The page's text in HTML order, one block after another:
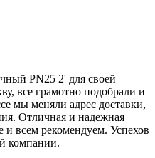
PN25 2' для своей
все грамотно подобрали и
мы меняли адрес доставки,
Отличная и надежная
и всем рекомендуем. Успехов
компании.